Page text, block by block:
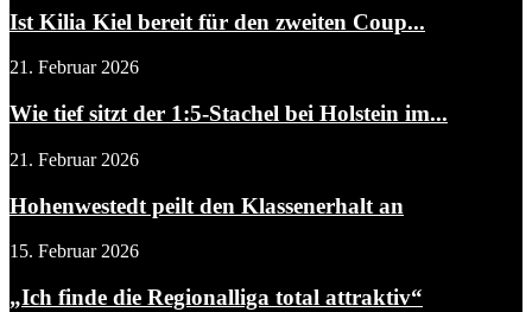
Ist Kilia Kiel bereit für den zweiten Coup...
21. Februar 2026
Wie tief sitzt der 1:5-Stachel bei Holstein im...
21. Februar 2026
Hohenwestedt peilt den Klassenerhalt an
15. Februar 2026
„Ich finde die Regionalliga total attraktiv“